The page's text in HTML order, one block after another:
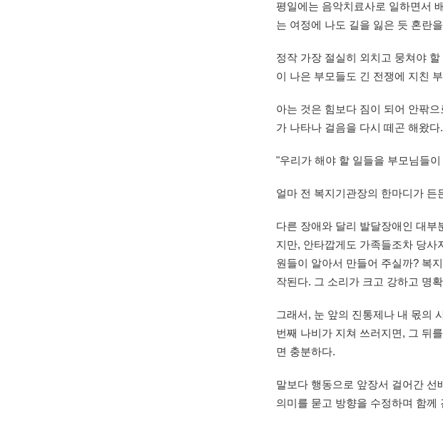
평일에는 음악치료사로 일하면서
는 여정에 나도 길을 잃은 듯 혼란
정작 가장 절실히 외치고 뭉쳐야
이 나은 부모들도 긴 전쟁에 지친
아는 것은 힘보다 짐이 되어 안팎
가 나타나 걸음을 다시 떼곤 해왔다.
"우리가 해야 할 일들을 부모님들
얼마 전 복지기관장의 한마디가 든
다른 장애와 달리 발달장애인 대
지만, 안타깝게도 가족들조차 당
원들이 알아서 만들어 주실까? 복
작된다. 그 소리가 크고 강하고 명
그래서, 눈 앞의 진통제나 내 몫의
번째 나비가 지쳐 쓰러지면, 그 뒤
면 충분하다.
말보다 행동으로 앞장서 걸어간 선
의미를 묻고 방향을 수정하며 함께